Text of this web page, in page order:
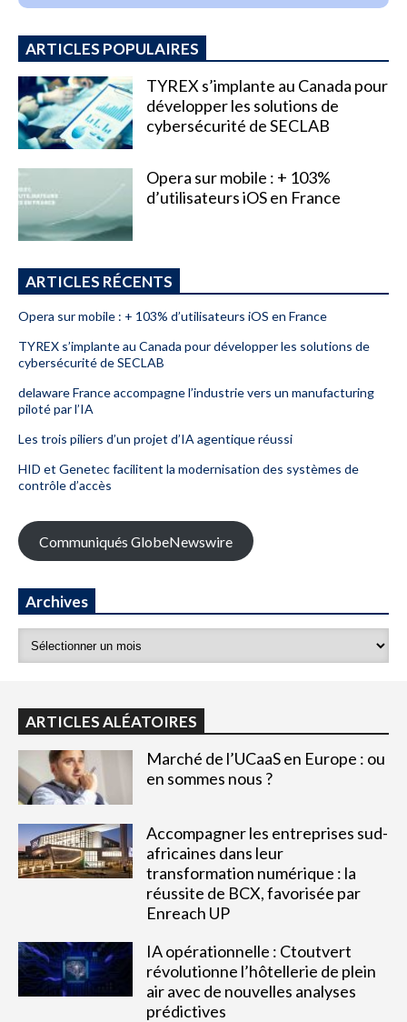
ARTICLES POPULAIRES
TYREX s’implante au Canada pour
développer les solutions de
cybersécurité de SECLAB
Opera sur mobile : + 103%
d’utilisateurs iOS en France
ARTICLES RÉCENTS
Opera sur mobile : + 103% d’utilisateurs iOS en France
TYREX s’implante au Canada pour développer les solutions de
cybersécurité de SECLAB
delaware France accompagne l’industrie vers un manufacturing
piloté par l’IA
Les trois piliers d’un projet d’IA agentique réussi
HID et Genetec facilitent la modernisation des systèmes de
contrôle d’accès
Communiqués GlobeNewswire
Archives
ARTICLES ALÉATOIRES
Marché de l’UCaaS en Europe : ou
en sommes nous ?
Accompagner les entreprises sud-
africaines dans leur
transformation numérique : la
réussite de BCX, favorisée par
Enreach UP
IA opérationnelle : Ctoutvert
révolutionne l’hôtellerie de plein
air avec de nouvelles analyses
prédictives